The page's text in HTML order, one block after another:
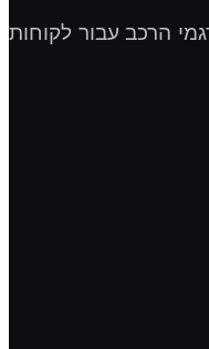
הרכב עבור לקוחות